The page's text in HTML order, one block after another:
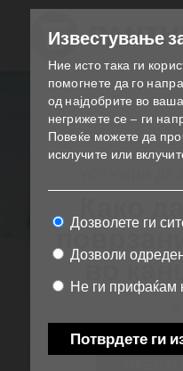
во
Известување
Ние исто така ги
помогнете да го
од најдобрите во
негрижете се – ги
Повеќе можете да
исклучите или
Дозволете ги
Дозволи
Не ги прифаќам
Потврдете ги